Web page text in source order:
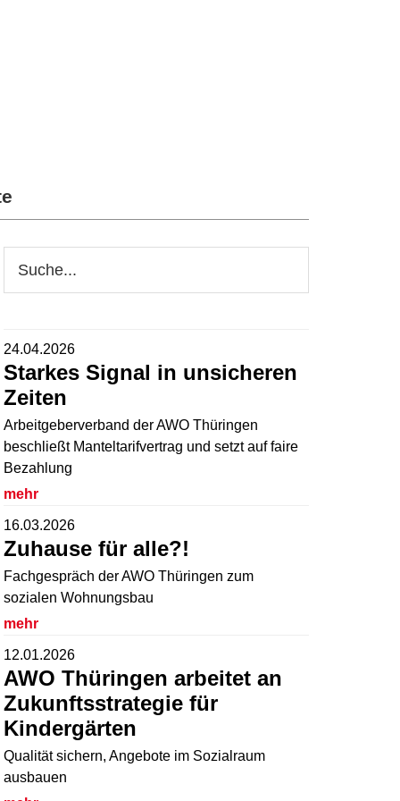
Seitenspalte
durchsuchen
24.04.2026
Starkes Signal in unsicheren
Zeiten
Arbeitgeberverband der AWO Thüringen
beschließt Manteltarifvertrag und setzt auf faire
Bezahlung
mehr
16.03.2026
Zuhause für alle?!
Fachgespräch der AWO Thüringen zum
sozialen Wohnungsbau
mehr
12.01.2026
AWO Thüringen arbeitet an
Zukunftsstrategie für
Kindergärten
Qualität sichern, Angebote im Sozialraum
ausbauen